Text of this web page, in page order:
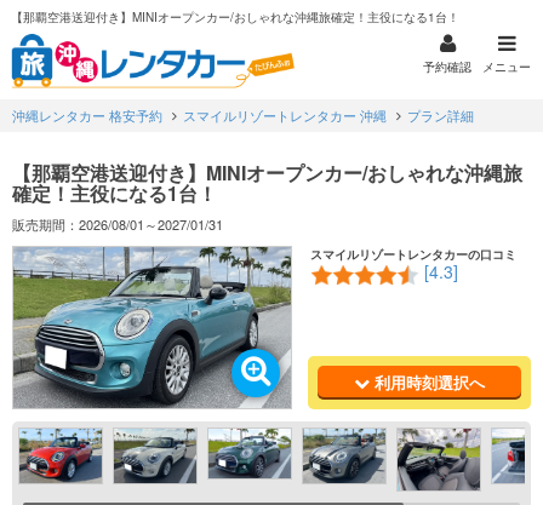
【那覇空港送迎付き】MINIオープンカー/おしゃれな沖縄旅確定！主役になる1台！
予約確認 メニュー
沖縄レンタカー 格安予約 スマイルリゾートレンタカー 沖縄 プラン詳細
【那覇空港送迎付き】MINIオープンカー/おしゃれな沖縄旅
確定！主役になる1台！
販売期間：2026/08/01～2027/01/31
スマイルリゾートレンタカーの口コミ
[4.3]
利用時刻選択へ